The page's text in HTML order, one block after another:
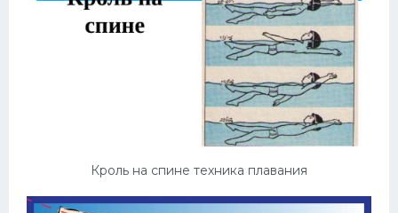
Кроль на спине техника плавания